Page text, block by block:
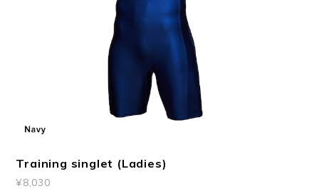
Training singlet (Ladies)
¥8,030